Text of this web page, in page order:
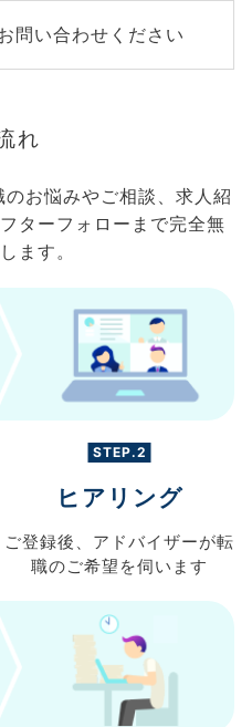
問い合わせください
れ
お悩みやご相談、求人紹
ターフォローまで完全無
ます。
STEP.2
ヒアリング
ご登録後、 アドバイザーが転
職のご希望を伺います